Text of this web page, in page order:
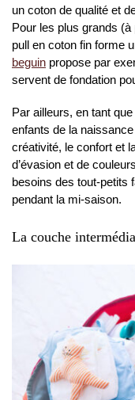
un coton de qualité et
Pour les plus grands
pull en coton fin forme
beguin propose par
servent de fondation
Par ailleurs, en tant
enfants de la
créativité, le confort et
d’évasion et de
besoins des tout-petits
pendant la mi-saison.
La couche